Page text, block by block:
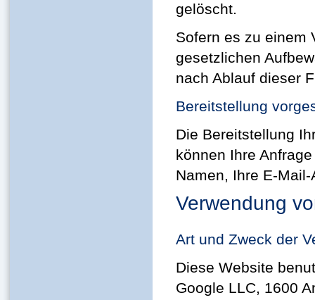
gelöscht.
Sofern es zu einem
gesetzlichen
nach Ablauf dieser
Bereitstellung
Die Bereitstellung
können Ihre
Namen, Ihre E-
Verwendung
Art und Zweck der
Diese Website
Google LLC, 1600